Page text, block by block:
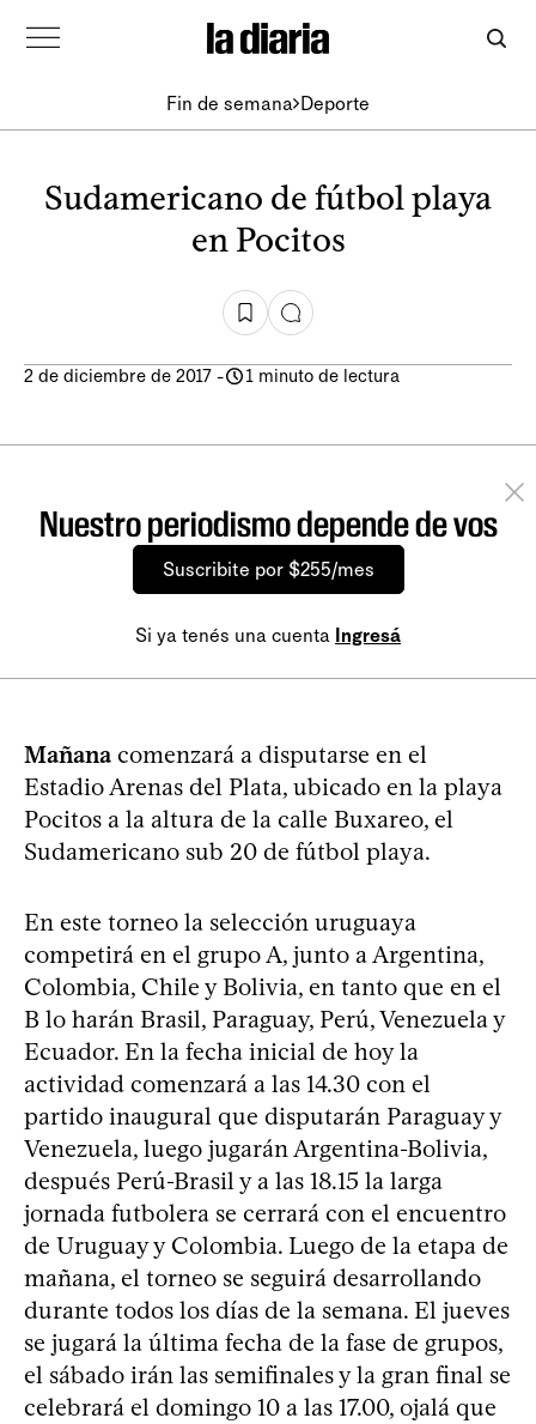
Fin de semana Deporte
Sudamericano de fútbol playa
en Pocitos
2 de diciembre de 2017 - 1 minuto de lectura
Nuestro periodismo depende de vos
Suscribite por $255/mes
Si ya tenés una cuenta Ingresá
Mañana comenzará a disputarse en el
Estadio Arenas del Plata, ubicado en la playa
Pocitos a la altura de la calle Buxareo, el
Sudamericano sub 20 de fútbol playa.
En este torneo la selección uruguaya
competirá en el grupo A, junto a Argentina,
Colombia, Chile y Bolivia, en tanto que en el
B lo harán Brasil, Paraguay, Perú, Venezuela y
Ecuador. En la fecha inicial de hoy la
actividad comenzará a las 14.30 con el
partido inaugural que disputarán Paraguay y
Venezuela, luego jugarán Argentina-Bolivia,
después Perú-Brasil y a las 18.15 la larga
jornada futbolera se cerrará con el encuentro
de Uruguay y Colombia. Luego de la etapa de
mañana, el torneo se seguirá desarrollando
durante todos los días de la semana. El jueves
se jugará la última fecha de la fase de grupos,
el sábado irán las semifinales y la gran final se
celebrará el domingo 10 a las 17.00, ojalá que